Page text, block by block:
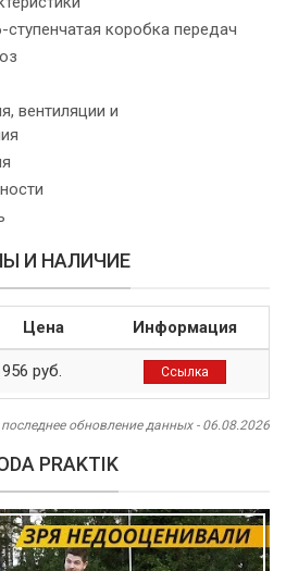
коробка передач
вентиляции и
И НАЛИЧИЕ
Цена Информация
руб. Ссылка
последнее обновление данных - 06.08.2026
PRAKTIK